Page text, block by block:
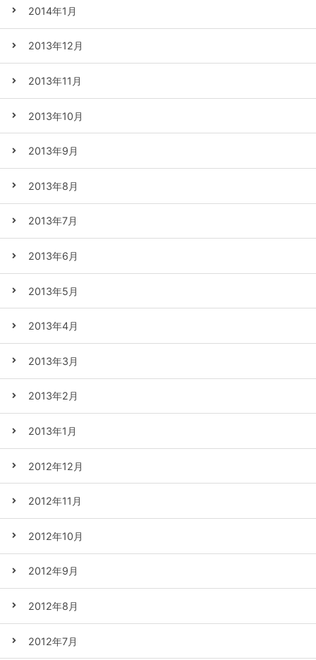
2014年1月
2013年12月
2013年11月
2013年10月
2013年9月
2013年8月
2013年7月
2013年6月
2013年5月
2013年4月
2013年3月
2013年2月
2013年1月
2012年12月
2012年11月
2012年10月
2012年9月
2012年8月
2012年7月